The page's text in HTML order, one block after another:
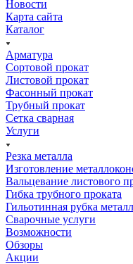
Новости
Карта сайта
Каталог
Арматура
Сортовой прокат
Листовой прокат
Фасонный прокат
Трубный прокат
Сетка сварная
Услуги
Резка металла
Изготовление
Вальцевание листового
Гибка трубного проката
Гильотинная рубка
Сварочные услуги
Возможности
Обзоры
Акции